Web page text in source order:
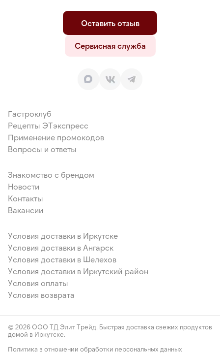
Оставить отзыв
Сервисная служба
Гастроклуб
Рецепты ЭТэкспресс
Применение промокодов
Вопросы и ответы
Знакомство с брендом
Новости
Контакты
Вакансии
Условия доставки в Иркутске
Условия доставки в Ангарск
Условия доставки в Шелехов
Условия доставки в Иркутский район
Условия оплаты
Условия возврата
© 2026 ООО ТД Элит Трейд. Быстрая доставка свежих продуктов
домой в Иркутске.
Политика в отношении обработки персональных данных